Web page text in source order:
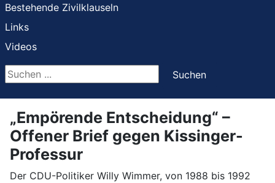
Bestehende Zivilklauseln
Links
Videos
Suchen ...
Suchen
„Empörende Entscheidung“ –
Offener Brief gegen Kissinger-
Professur
Der CDU-Politiker Willy Wimmer, von 1988 bis 1992